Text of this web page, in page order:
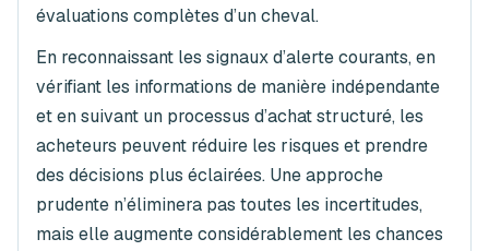
évaluations complètes d’un cheval.
En reconnaissant les signaux d’alerte courants, en
vérifiant les informations de manière indépendante
et en suivant un processus d’achat structuré, les
acheteurs peuvent réduire les risques et prendre
des décisions plus éclairées. Une approche
prudente n’éliminera pas toutes les incertitudes,
mais elle augmente considérablement les chances